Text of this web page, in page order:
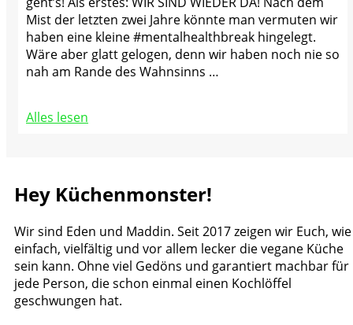
Mist der letzten zwei Jahre könnte man vermuten wir
haben eine kleine #mentalhealthbreak hingelegt.
Wäre aber glatt gelogen, denn wir haben noch nie so
nah am Rande des Wahnsinns …
Alles lesen
Hey Küchenmonster!
Wir sind Eden und Maddin. Seit 2017 zeigen wir Euch, wie
einfach, vielfältig und vor allem lecker die vegane Küche
sein kann. Ohne viel Gedöns und garantiert machbar für
jede Person, die schon einmal einen Kochlöffel
geschwungen hat.